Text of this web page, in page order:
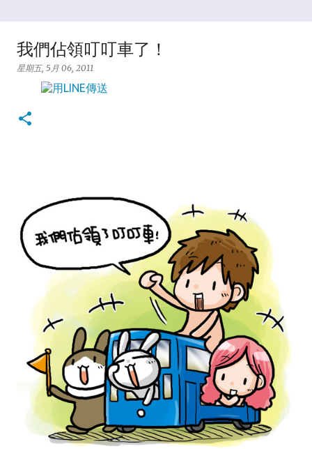
我們佔領叮叮車了！
星期五, 5月 06, 2011